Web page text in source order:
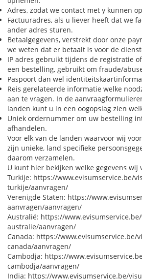
Adres, zodat we contact met y kunnen
Factuuradres, als u liever heeft dat we
ander adres sturen.
Betaalgegevens, verstrekt door onze
we weten dat er betaalt is voor de
IP adres gebruikt tijdens de registratie
een bestelling, gebruikt om fraude/
Paspoort dan wel
Reis gerelateerde informatie welke
aan te vragen. In de
landen kunt u in een oogopslag zien
Uniek ordernummer om uw bestelling
afhandelen.
Voor elk van de landen waarvoor wij
zijn unieke, land specifieke
daarom verzamelen.
U kunt hier bekijken welke gegevens wij
Turkije: https://www.evisumservice.be/
turkije/aanvragen/
Verenigde Staten: https://
aanvragen/aanvragen/
Australië: https://
australie/aanvragen/
Canada: https://www.evisumservice.be/
canada/aanvragen/
Cambodja: https://
cambodja/aanvragen/
India: https://www.evisumservice.be/